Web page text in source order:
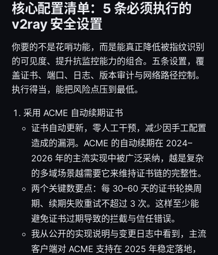
核心配置清单：5 条必须执行的
v2ray 安全设置
你要的不是花哨功能，而是能真正降低被指纹识别
的可见度、提升抗监控能力的组合。五条设置，覆
盖证书、端口、日志、版本审计与网络路径控制。
执行得当，能把风险点压到最低。
采用 ACME 自动续期证书
证书自动更新，零人工干预，减少因手工配置
造成的漏洞。ACME 的自动续期在 2024–
2026 年的主流实现中被广泛采纳，越是复杂
的多域场景越需要它来维持证书链的完整性。
两个关键数要点：每 30–60 天的证书轮换周
期、续期失败重试不超过 3 次。这样至少能
避免证书过期导致的拦截与信任错误。
我从公开的实现说明与变更日志中看到，主流
客户端对 ACME 支持在 2025 年稳定落地，